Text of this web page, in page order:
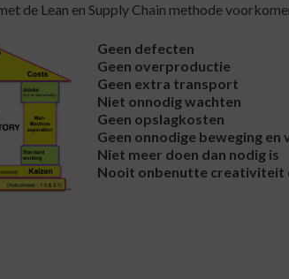
de Lean en Supply Chain methode
Geen defecten
Geen overproductie
Geen extra transport
Niet onnodig wachten
Geen opslagkosten
Geen onnodige beweging en
Niet meer doen dan nodig is
Nooit onbenutte creativiteit